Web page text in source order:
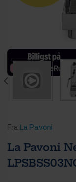
Fra La Pavoni
La Pavoni